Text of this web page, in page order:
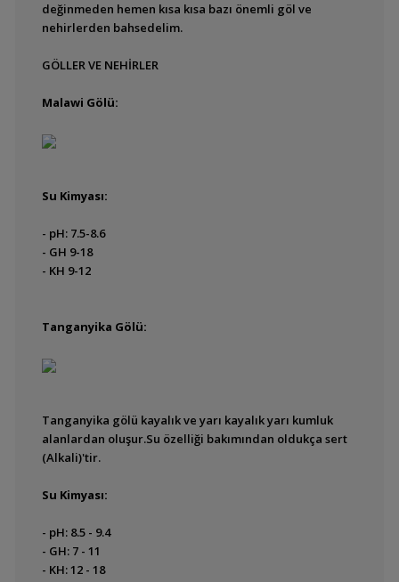
Balık aneztezisi
etkili olan faktörler
Balıklarda Genetik
Yaratmak
Biyolojik Filtrasyon I
Biyolojik Filtrasyon II
Biyotoplar
Fotoğrafçılık
Hangi Balığı
Beslemeliyim?
Kaç mm cam
Oturmuş Tanka Nasıl
Balık Eklenir?
değinmeden hemen kısa kısa bazı önemli göl ve
nehirlerden bahsedelim.
GÖLLER VE NEHİRLER
Malawi Gölü:
Su Kimyası:
- pH: 7.5-8.6
- GH 9-18
- KH 9-12
Tanganyika Gölü:
Tanganyika gölü kayalık ve yarı kayalık yarı kumluk
alanlardan oluşur.Su özelliği bakımından oldukça sert
(Alkali)'tir.
Su Kimyası:
- pH: 8.5 - 9.4
- GH: 7 - 11
- KH: 12 - 18